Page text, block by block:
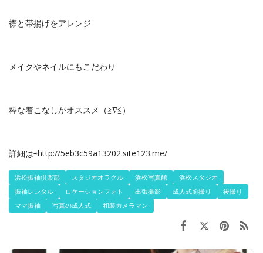
襟と帯揚げをアレンジ
メイクやネイルにもこだわり
粋な着こなしがオススメ（≧∇≦）
詳細は⇨http://5eb3c59a13202.site123.me/
浜松振袖倶楽部 スタジオオラクル 浜松写真館
浜松スタジオ
振袖レンタル
ロケーションフォト 出張撮影 成人式前撮り
後撮り
ママ振袖
写真の成人式 和装カメラマン